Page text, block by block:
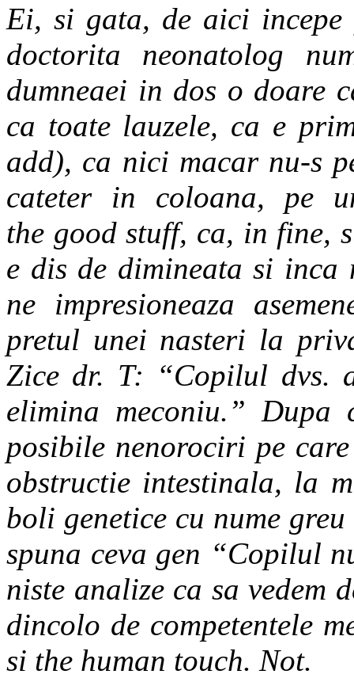
Ei, si gata, de aici
doctorita neonatolog
dumneaei in dos o doare
ca toate lauzele, ca e
add), ca nici macar nu-s
cateter in coloana, pe
the good stuff, ca, in fine,
e dis de dimineata si
ne impresioneaza
pretul unei nasteri la
Zice dr. T: “Copilul dvs.
elimina meconiu.” Dupa
posibile nenorociri pe
obstructie intestinala, la
boli genetice cu nume
spuna ceva gen “Copilul
niste analize ca sa vedem
dincolo de competentele
si the human touch. Not.